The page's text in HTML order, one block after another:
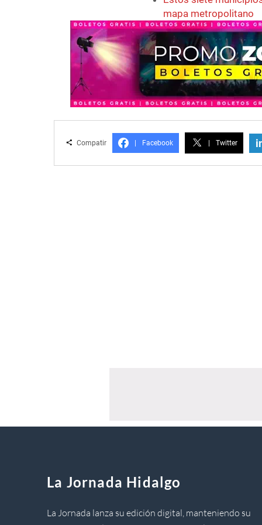
mapa metropolitano
Compatir Facebook Twitter
La Jornada Hidalgo
La Jornada lanza su edición digital, manteniendo su